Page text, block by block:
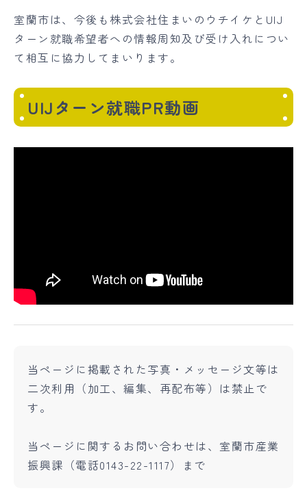
室蘭市は、今後も株式会社住まいのウチイケとUIJ
ターン就職希望者への情報周知及び受け入れについ
て相互に協力してまいります。
UIJターン就職PR動画
当ページに掲載された写真・メッセージ文等は
二次利用（加工、編集、再配布等）は禁止で
す。
当ページに関するお問い合わせは、室蘭市産業
振興課（電話0143-22-1117）まで